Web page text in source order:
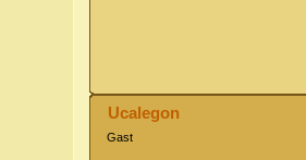
Ucalegon
Gast